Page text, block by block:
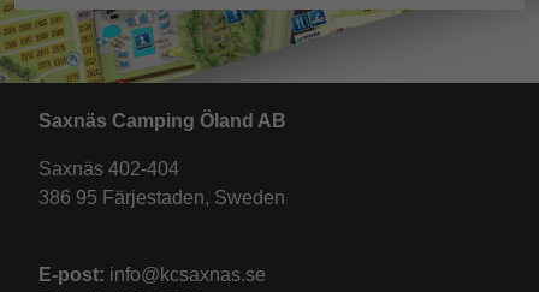
Saxnäs Camping Öland AB
Saxnäs 402-404
386 95 Färjestaden, Sweden
E-post: info@kcsaxnas.se